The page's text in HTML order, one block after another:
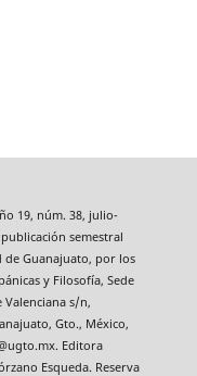
19, núm. 38, julio-
semestral
Guanajuato, por los
y Filosofía, Sede
Valenciana s/n,
Gto., México,
Editora
Esqueda. Reserva